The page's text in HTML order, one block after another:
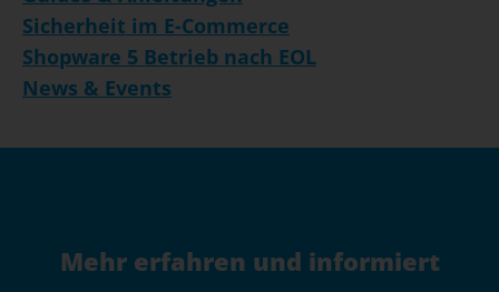
Sicherheit im E-Commerce
Shopware 5 Betrieb nach EOL
News & Events
Mehr erfahren und informiert